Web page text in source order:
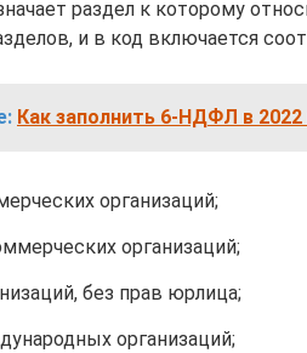
раздел к которому
и в код включается
Как заполнить 6‑НДФЛ в
организаций;
организаций;
без прав юрлица;
организаций;